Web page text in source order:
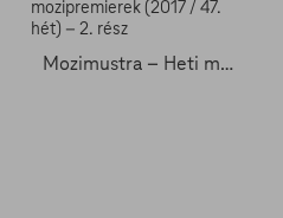
Mozimustra – Heti mozipremierek (2017 / 47. hét) – 2. rész